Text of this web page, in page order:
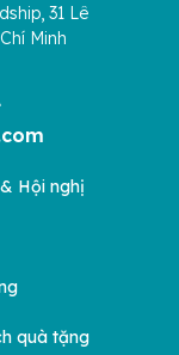
31 Lê
Minh
Hội nghị
quà tặng